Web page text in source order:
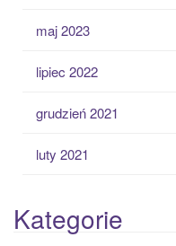
maj 2023
lipiec 2022
grudzień 2021
luty 2021
Kategorie